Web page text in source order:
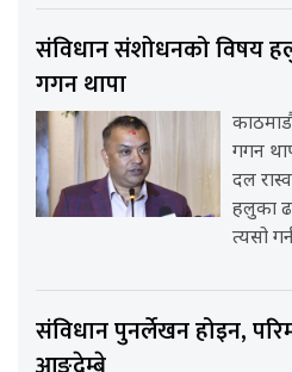
संविधान संशोधनको विषय
गगन थापा
गगन
दल
हलुका
त्यसो
संविधान पुनर्लेखन होइन,